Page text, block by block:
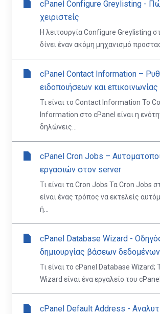
cPanel Configure Greylisting -
χειριστείς
Η λειτουργία Configure Greylisting
δίνει έναν ακόμη μηχανισμό
cPanel Contact Information –
ειδοποιήσεων και επικοινωνίας
Τι είναι το Contact Information Το
Information στο cPanel είναι η
δηλώνεις...
cPanel Cron Jobs –
εργασιών στον server
Τι είναι τα Cron Jobs Τα Cron Jobs
είναι ένας τρόπος να εκτελείς
ή...
cPanel Database Wizard -
δημιουργίας βάσεων δεδομένων
Τι είναι το cPanel Database Wizard;
Wizard είναι ένα εργαλείο του
cPanel Default Address -